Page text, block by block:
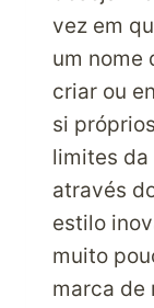
vez em
um nome
criar ou
si
limites da
através
estilo
muito
marca de